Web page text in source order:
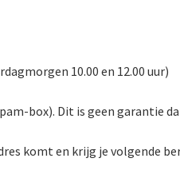
10.00 en 12.00 uur)
box). Dit is geen garantie
komt en krijg je volgende